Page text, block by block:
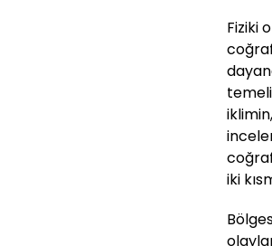
Fiziki
iki